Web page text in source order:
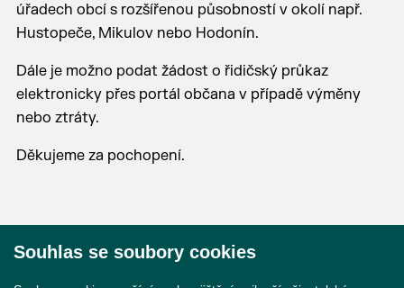
úřadech obcí s rozšířenou působností v okolí např.
Hustopeče, Mikulov nebo Hodonín.
Dále je možno podat žádost o řidičský průkaz
elektronicky přes portál občana v případě výměny
nebo ztráty.
Děkujeme za pochopení.
Souhlas se soubory cookies